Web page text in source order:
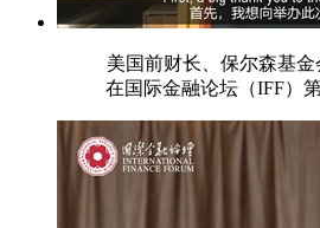
美国前财长、保尔森基金
在国际金融论坛（IFF）